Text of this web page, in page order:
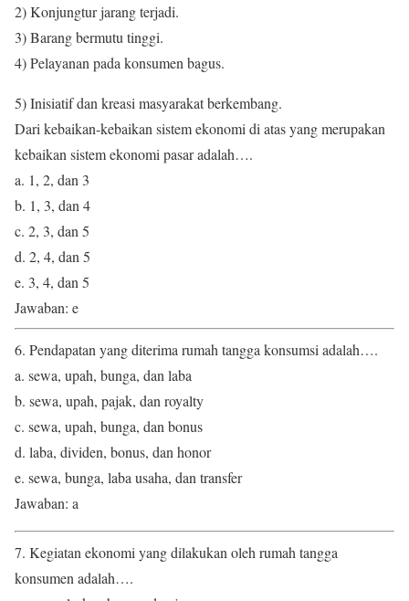
2) Konjungtur jarang terjadi.
3) Barang bermutu tinggi.
4) Pelayanan pada konsumen bagus.
5) Inisiatif dan kreasi masyarakat berkembang.
Dari kebaikan-kebaikan sistem ekonomi di atas yang merupakan
kebaikan sistem ekonomi pasar adalah….
a. 1, 2, dan 3
b. 1, 3, dan 4
c. 2, 3, dan 5
d. 2, 4, dan 5
e. 3, 4, dan 5
Jawaban: e
6. Pendapatan yang diterima rumah tangga konsumsi adalah….
a. sewa, upah, bunga, dan laba
b. sewa, upah, pajak, dan royalty
c. sewa, upah, bunga, dan bonus
d. laba, dividen, bonus, dan honor
e. sewa, bunga, laba usaha, dan transfer
Jawaban: a
7. Kegiatan ekonomi yang dilakukan oleh rumah tangga
konsumen adalah….